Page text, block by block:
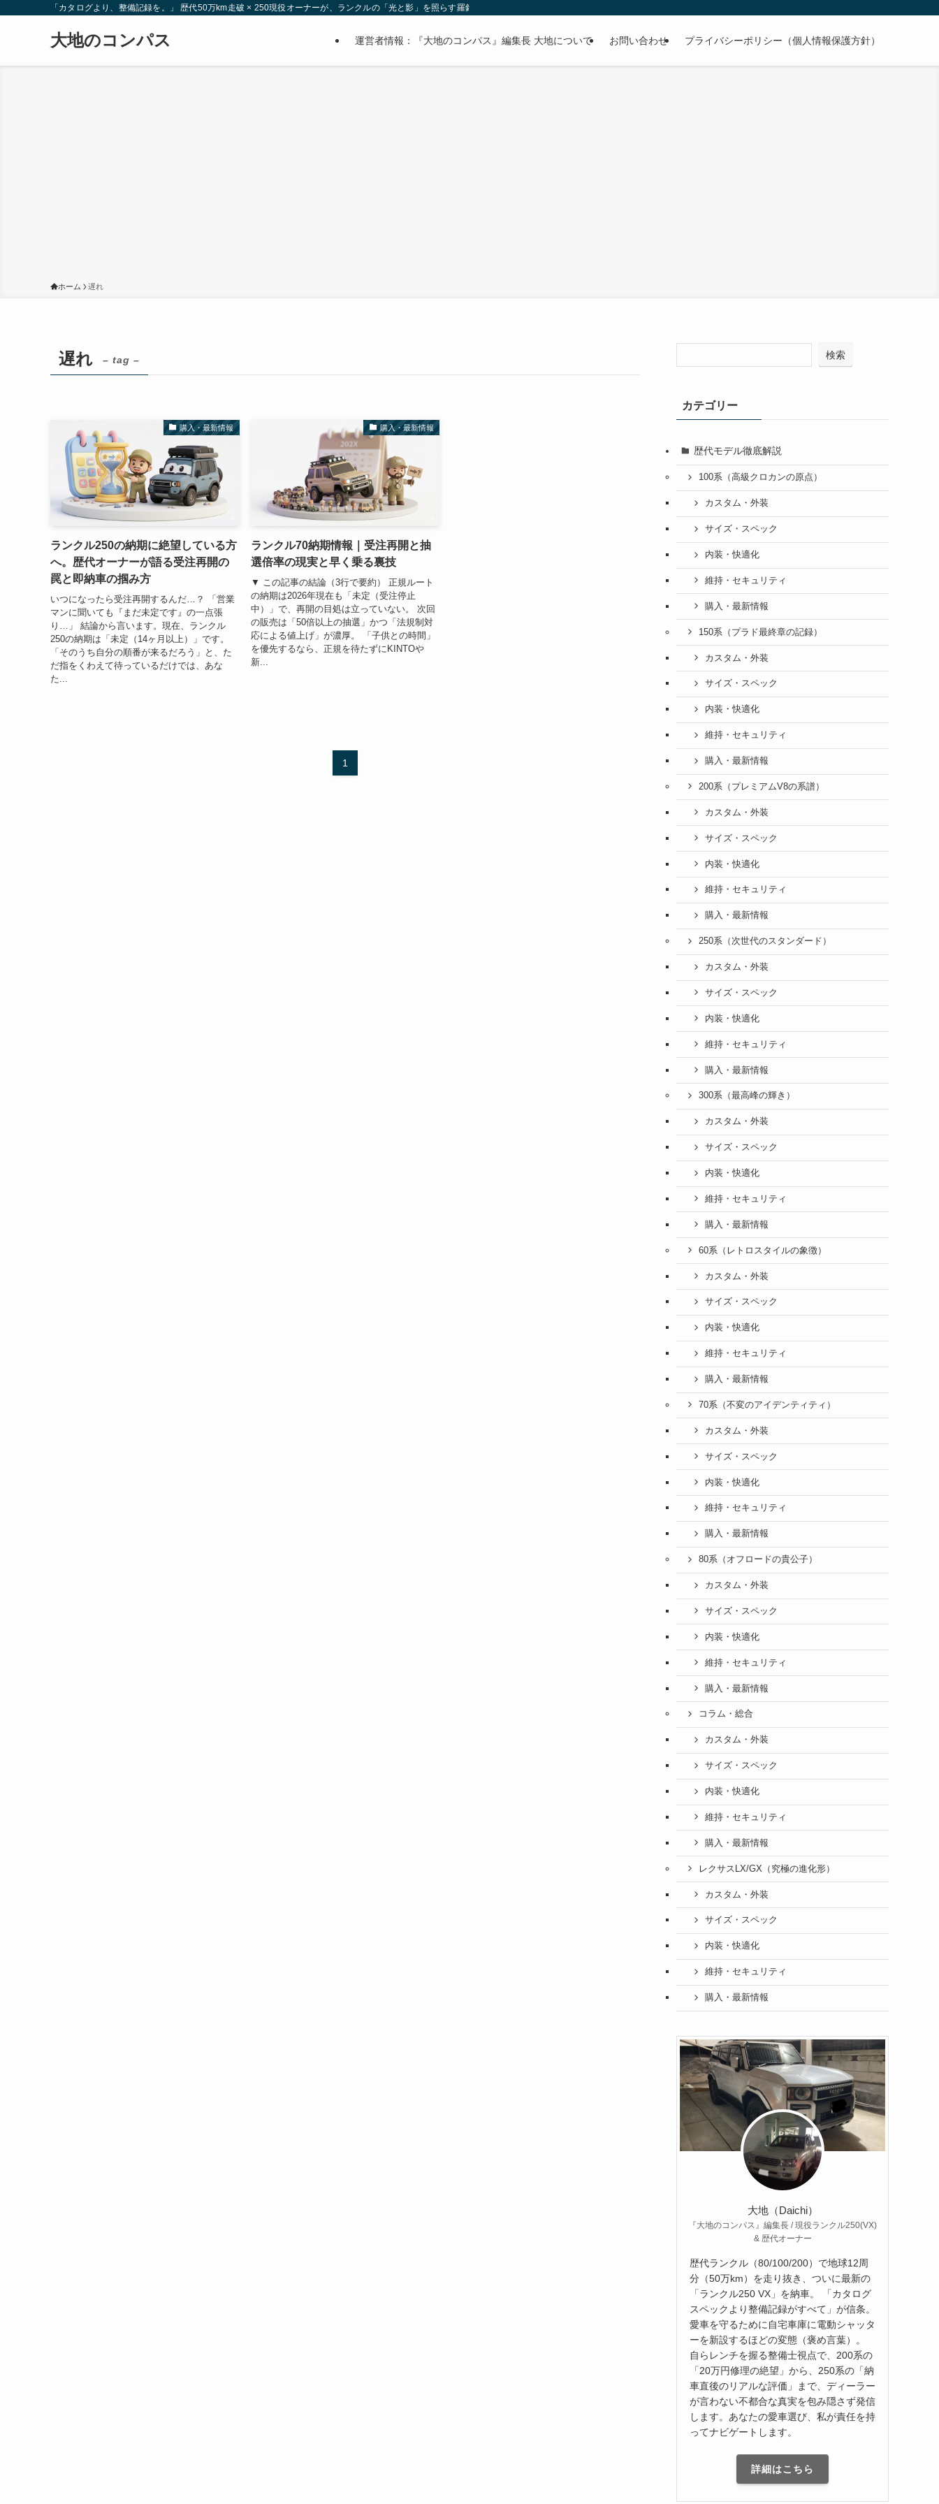
「カタログより、整備記録を。」 歴代50万km走破 × 250現役オーナーが、ランクルの「光と影」を照らす羅針盤。
大地のコンパス 運営者情報：『大地のコンパス』編集長 大地について お問い合わせ プライバシーポリシー（個人情報保護方針）
ホーム 遅れ
遅れ – tag –
購入・最新情報
ランクル250の納期に絶望している方
へ。歴代オーナーが語る受注再開の
罠と即納車の掴み方
いつになったら受注再開するんだ…？ 「営業
マンに聞いても『まだ未定です』の一点張
り…」 結論から言います。現在、ランクル
250の納期は「未定（14ヶ月以上）」です。
「そのうち自分の順番が来るだろう」と、た
だ指をくわえて待っているだけでは、あな
た...
購入・最新情報
ランクル70納期情報｜受注再開と抽
選倍率の現実と早く乗る裏技
▼ この記事の結論（3行で要約） 正規ルート
の納期は2026年現在も「未定（受注停止
中）」で、再開の目処は立っていない。 次回
の販売は「50倍以上の抽選」かつ「法規制対
応による値上げ」が濃厚。 「子供との時間」
を優先するなら、正規を待たずにKINTOや
新...
1
検索
カテゴリー
歴代モデル徹底解説
100系（高級クロカンの原点）
カスタム・外装
サイズ・スペック
内装・快適化
維持・セキュリティ
購入・最新情報
150系（プラド最終章の記録）
カスタム・外装
サイズ・スペック
内装・快適化
維持・セキュリティ
購入・最新情報
200系（プレミアムV8の系譜）
カスタム・外装
サイズ・スペック
内装・快適化
維持・セキュリティ
購入・最新情報
250系（次世代のスタンダード）
カスタム・外装
サイズ・スペック
内装・快適化
維持・セキュリティ
購入・最新情報
300系（最高峰の輝き）
カスタム・外装
サイズ・スペック
内装・快適化
維持・セキュリティ
購入・最新情報
60系（レトロスタイルの象徴）
カスタム・外装
サイズ・スペック
内装・快適化
維持・セキュリティ
購入・最新情報
70系（不変のアイデンティティ）
カスタム・外装
サイズ・スペック
内装・快適化
維持・セキュリティ
購入・最新情報
80系（オフロードの貴公子）
カスタム・外装
サイズ・スペック
内装・快適化
維持・セキュリティ
購入・最新情報
コラム・総合
カスタム・外装
サイズ・スペック
内装・快適化
維持・セキュリティ
購入・最新情報
レクサスLX/GX（究極の進化形）
カスタム・外装
サイズ・スペック
内装・快適化
維持・セキュリティ
購入・最新情報
大地（Daichi）
『大地のコンパス』編集長 / 現役ランクル250(VX)
& 歴代オーナー
歴代ランクル（80/100/200）で地球12周
分（50万km）を走り抜き、ついに最新の
「ランクル250 VX」を納車。 「カタログ
スペックより整備記録がすべて」が信条。
愛車を守るために自宅車庫に電動シャッタ
ーを新設するほどの変態（褒め言葉）。
自らレンチを握る整備士視点で、200系の
「20万円修理の絶望」から、250系の「納
車直後のリアルな評価」まで、ディーラー
が言わない不都合な真実を包み隠さず発信
します。あなたの愛車選び、私が責任を持
ってナビゲートします。
詳細はこちら